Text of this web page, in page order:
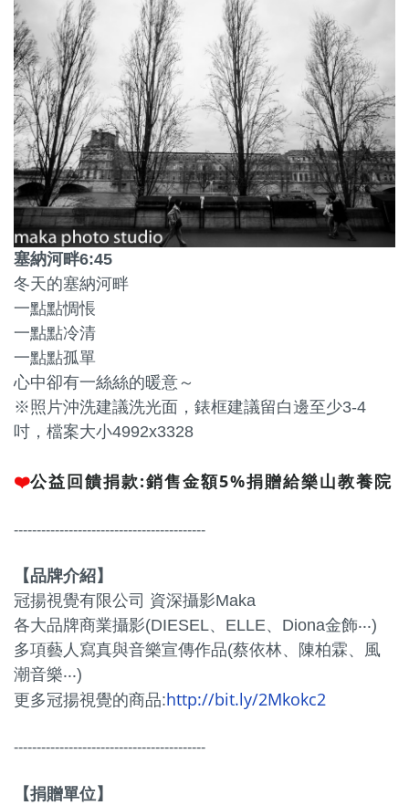
塞納河畔6:45
冬天的塞納河畔
一點點惆悵
一點點冷清
一點點孤單
心中卻有一絲絲的暖意～
※照片沖洗建議洗光面，錶框建議留白邊至少3-4
吋，檔案大小4992x3328
❤️公益回饋捐款:銷售金額5%捐贈給樂山教養院
------------------------------------------
【品牌介紹】
冠揚視覺有限公司 資深攝影Maka
各大品牌商業攝影(DIESEL、ELLE、Diona金飾‧‧‧)
多項藝人寫真與音樂宣傳作品(蔡依林、陳柏霖、風
潮音樂‧‧‧)
更多冠揚視覺的商品:http://bit.ly/2Mkokc2
------------------------------------------
【捐贈單位】